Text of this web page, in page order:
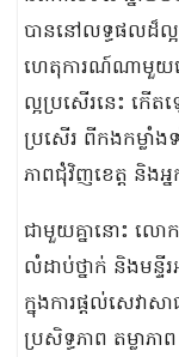
បាននៅលទ្ធផលដ៏ល្
ហេតុការណ៍ណាមួយ
ល្អប្រសើរនេះ កើ
ប្រសើរ ពីកងកម្លាំង
ភាពជុំវិញខេត្ត និងអ្
ជាមួយគ្នានោះ លោ
លំដាប់ថ្នាក់ និងមន្ទី
ក្នុងការផ្តល់សេវា
ប្រសិទ្ធភាព តម្លា